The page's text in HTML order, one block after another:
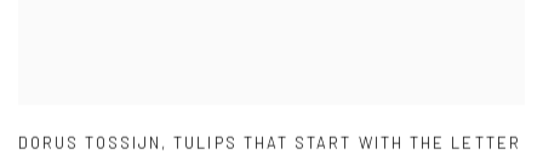
DORUS TOSSIJN ,TULIPS THAT START WITH THE LETTER